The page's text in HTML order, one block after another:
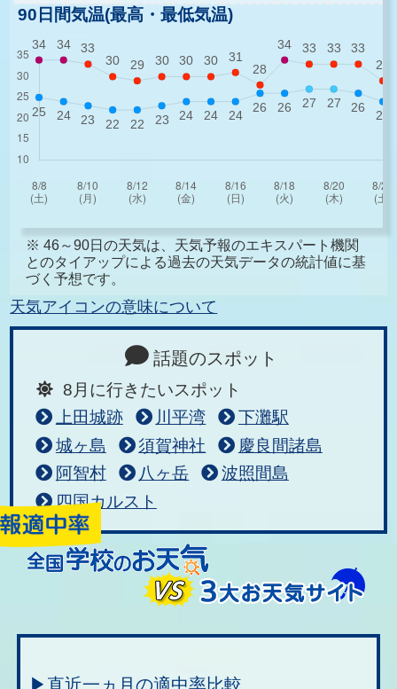
90日間気温(最高・最低気温)
※ 46～90日の天気は、天気予報のエキスパート機関
とのタイアップによる過去の天気データの統計値に基
づく予想です。
天気アイコンの意味について
話題のスポット
8月に行きたいスポット
上田城跡
川平湾
下灘駅
城ヶ島
須賀神社
慶良間諸島
阿智村
八ヶ岳
波照間島
四国カルスト
▶直近一ヵ月の適中率比較